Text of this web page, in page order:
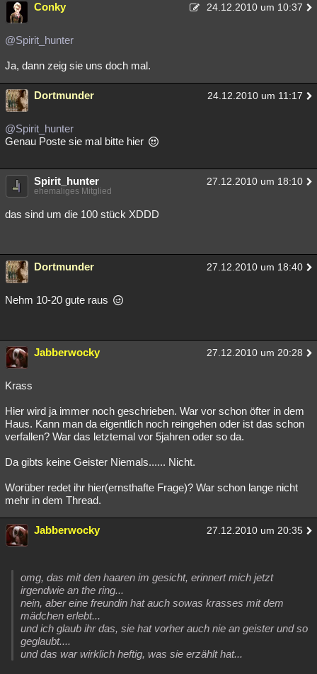
Besucht
Lesenswert
Conky 24.12.2010 um 10:37
@Spirit_hunter
Ja, dann zeig sie uns doch mal.
Dortmunder 24.12.2010 um 11:17
@Spirit_hunter
Genau Poste sie mal bitte hier
Spirit_hunter 27.12.2010 um 18:10
ehemaliges Mitglied
das sind um die 100 stück XDDD
Dortmunder 27.12.2010 um 18:40
Nehm 10-20 gute raus
Jabberwocky 27.12.2010 um 20:28
Krass
Hier wird ja immer noch geschrieben. War vor schon öfter in dem
Haus. Kann man da eigentlich noch reingehen oder ist das schon
verfallen? War das letztemal vor 5jahren oder so da.
Da gibts keine Geister Niemals...... Nicht.
Worüber redet ihr hier(ernsthafte Frage)? War schon lange nicht
mehr in dem Thread.
Jabberwocky 27.12.2010 um 20:35
omg, das mit den haaren im gesicht, erinnert mich jetzt
irgendwie an the ring...
nein, aber eine freundin hat auch sowas krasses mit dem
mädchen erlebt...
und ich glaub ihr das, sie hat vorher auch nie an geister und so
geglaubt....
und das war wirklich heftig, was sie erzählt hat...